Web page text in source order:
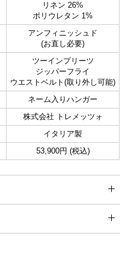
リネン 26%
ポリウレタン 1%
アンフィニッシュド
(お直し必要)
ツーインプリーツ
ジッパーフライ
ウエストベルト(取り外し可能)
ネーム入りハンガー
株式会社 トレメッツォ
イタリア製
53,900円 (税込)